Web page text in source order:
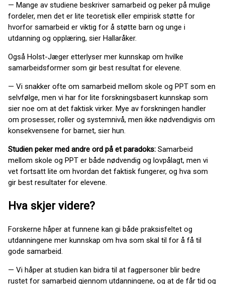
— Mange av studiene beskriver samarbeid og peker på mulige
fordeler, men det er lite teoretisk eller empirisk støtte for
hvorfor samarbeid er viktig for å støtte barn og unge i
utdanning og opplæring, sier Hallaråker.
Også Holst-Jæger etterlyser mer kunnskap om hvilke
samarbeidsformer som gir best resultat for elevene.
— Vi snakker ofte om samarbeid mellom skole og PPT som en
selvfølge, men vi har for lite forskningsbasert kunnskap som
sier noe om at det faktisk virker. Mye av forskningen handler
om prosesser, roller og systemnivå, men ikke nødvendigvis om
konsekvensene for barnet, sier hun.
Studien peker med andre ord på et paradoks: Samarbeid
mellom skole og PPT er både nødvendig og lovpålagt, men vi
vet fortsatt lite om hvordan det faktisk fungerer, og hva som
gir best resultater for elevene.
Hva skjer videre?
Forskerne håper at funnene kan gi både praksisfeltet og
utdanningene mer kunnskap om hva som skal til for å få til
gode samarbeid.
— Vi håper at studien kan bidra til at fagpersoner blir bedre
rustet for samarbeid gjennom utdanningene, og at de får tid og